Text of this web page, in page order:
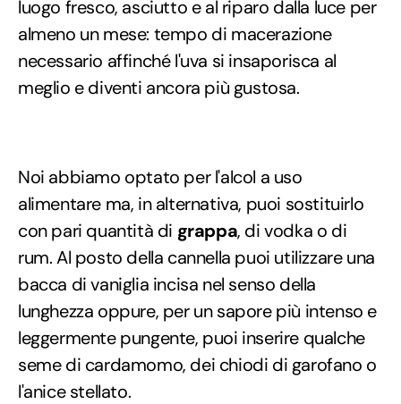
luogo fresco, asciutto e al riparo dalla luce per
almeno un mese: tempo di macerazione
necessario affinché l'uva si insaporisca al
meglio e diventi ancora più gustosa.
Noi abbiamo optato per l'alcol a uso
alimentare ma, in alternativa, puoi sostituirlo
con pari quantità di grappa, di vodka o di
rum. Al posto della cannella puoi utilizzare una
bacca di vaniglia incisa nel senso della
lunghezza oppure, per un sapore più intenso e
leggermente pungente, puoi inserire qualche
seme di cardamomo, dei chiodi di garofano o
l'anice stellato.